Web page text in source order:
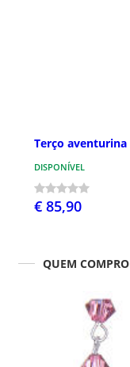
Terço
DISPONÍVEL
€ 85,90
QUEM